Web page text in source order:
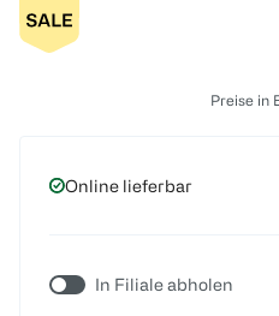
Preise in
Online lieferbar
In Filiale abholen